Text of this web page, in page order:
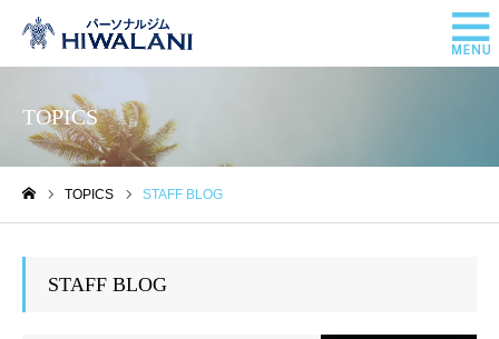
TOPICS
TOPICS STAFF BLOG
STAFF BLOG